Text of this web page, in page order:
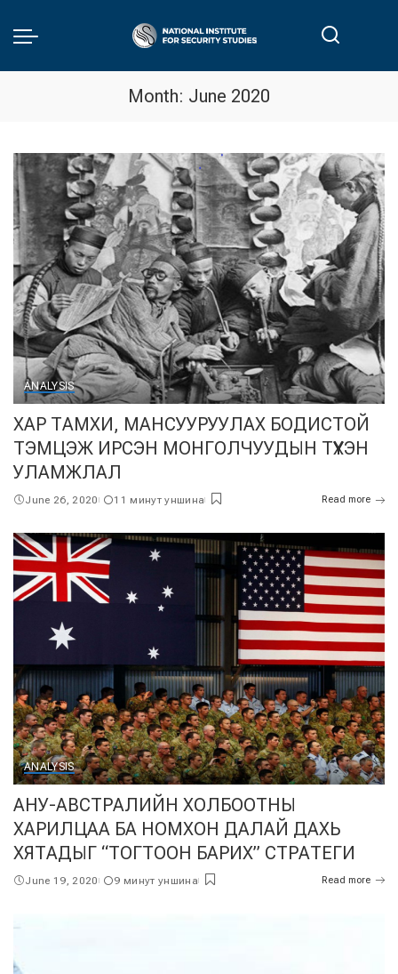
Month: June 2020
ANALYSIS
ХАР ТАМХИ, МАНСУУРУУЛАХ БОДИСТОЙ
ТЭМЦЭЖ ИРСЭН МОНГОЛЧУУДЫН ТҮҮХЭН
УЛАМЖЛАЛ
June 26, 2020 11 минут уншина Read more
ANALYSIS
АНУ-АВСТРАЛИЙН ХОЛБООТНЫ
ХАРИЛЦАА БА НОМХОН ДАЛАЙ ДАХЬ
ХЯТАДЫГ “ТОГТООН БАРИХ” СТРАТЕГИ
June 19, 2020 9 минут уншина Read more